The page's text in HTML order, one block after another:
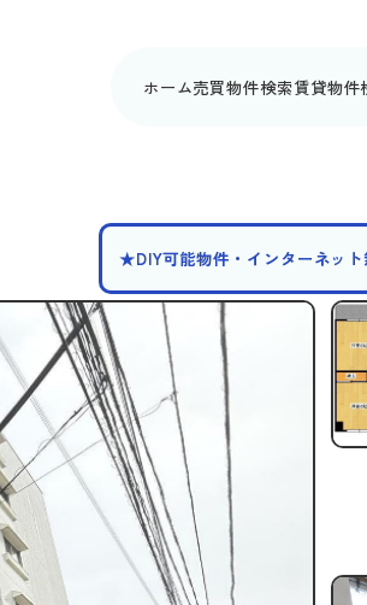
ホーム売買物件検索賃貸物件
★DIY可能物件・インターネット